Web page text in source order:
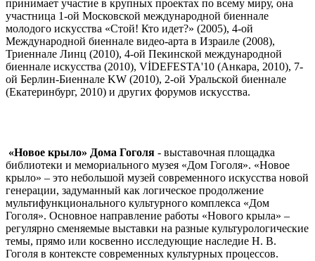
принимает участие в крупных проектах по всему миру, она
участница 1-ой Московской международной биеннале
молодого искусства «Стой! Кто идет?» (2005), 4-ой
Международной биеннале видео-арта в Израиле (2008),
Триеннале Линц (2010), 4-ой Пекинской международной
биеннале искусства (2010), VİDEFESTA'10 (Анкара, 2010), 7-
ой Берлин-Биеннале KW (2010), 2-ой Уральской биеннале
(Екатеринбург, 2010) и других форумов искусства.
«Новое крыло» Дома Гоголя - выставочная площадка
библиотеки и мемориального музея «Дом Гоголя». «Новое
крыло» – это небольшой музей современного искусства новой
генерации, задуманный как логическое продолжение
мультифункционального культурного комплекса «Дом
Гоголя». Основное направление работы «Нового крыла» –
регулярно сменяемые выставки на разные культурологические
темы, прямо или косвенно исследующие наследие Н. В.
Гоголя в контексте современных культурных процессов.